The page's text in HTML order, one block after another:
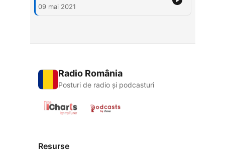
09 mai 2021
Radio România
Posturi de radio și podcasturi
Resurse